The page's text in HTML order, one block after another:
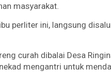
masyarakat.
perliter ini, langsung
curah dibalai Desa
mengantri untuk